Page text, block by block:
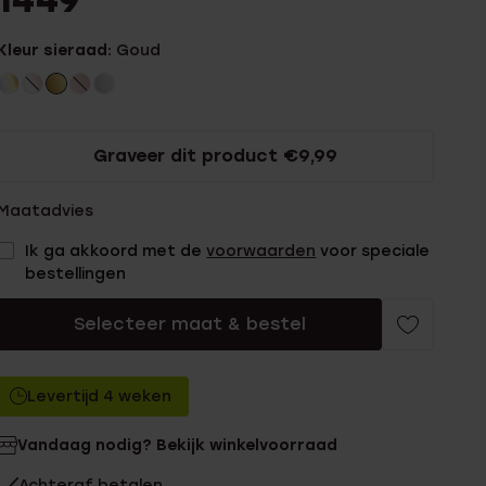
sieraad: Goud
Graveer dit product €9,99
Ik ga akkoord met devoorwaarden voor speciale
bestellingen
Selecteer maat & bestel
Levertijd 4 weken
Vandaag nodig? Bekijk winkelvoorraad